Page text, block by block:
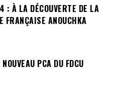
: À LA DÉCOUVERTE DE LA
FRANÇAISE ANOUCHKA
PCA DU FDCU